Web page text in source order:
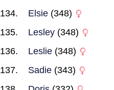
Elsie (348)
Lesley (348)
Leslie (348)
Sadie (343)